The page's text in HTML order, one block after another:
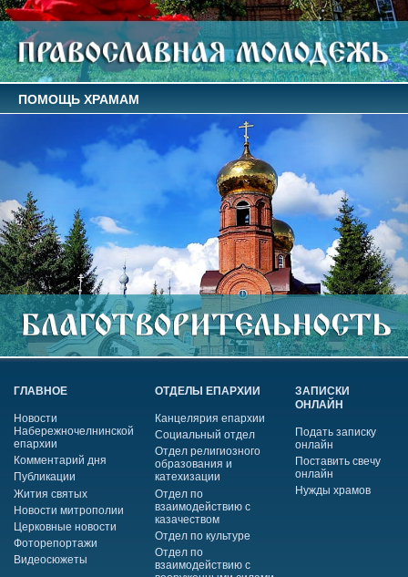
ПОМОЩЬ ХРАМАМ
ГЛАВНОЕ
Новости
Набережночелнинской
епархии
Комментарий дня
Публикации
Жития святых
Новости митрополии
Церковные новости
Фоторепортажи
Видеосюжеты
ОТДЕЛЫ ЕПАРХИИ
Канцелярия епархии
Социальный отдел
Отдел религиозного
образования и
катехизации
Отдел по
взаимодействию с
казачеством
Отдел по культуре
Отдел по
взаимодействию с
ЗАПИСКИ
ОНЛАЙН
Подать записку
онлайн
Поставить свечу
онлайн
Нужды храмов